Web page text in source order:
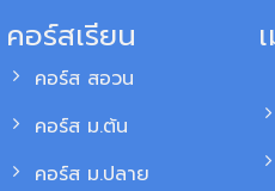
คอร์สเรียน
คอร์ส สอวน
คอร์ส ม.ต้น
คอร์ส ม.ปลาย